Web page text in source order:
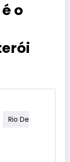
o
Rio De